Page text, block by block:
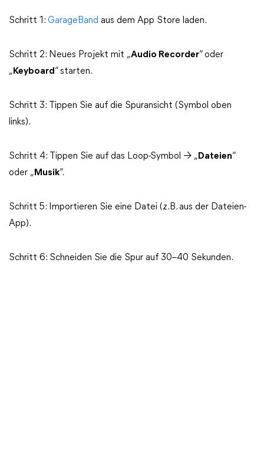
Schritt 1: GarageBand aus dem App Store laden.
Schritt 2: Neues Projekt mit „Audio Recorder“ oder
„ Keyboard“ starten.
Schritt 3: Tippen Sie auf die Spuransicht (Symbol oben
links).
Schritt 4: Tippen Sie auf das Loop-Symbol → „ Dateien“
oder „ Musik“.
Schritt 5: Importieren Sie eine Datei (z. B. aus der Dateien-
App).
Schritt 6: Schneiden Sie die Spur auf 30–40 Sekunden.